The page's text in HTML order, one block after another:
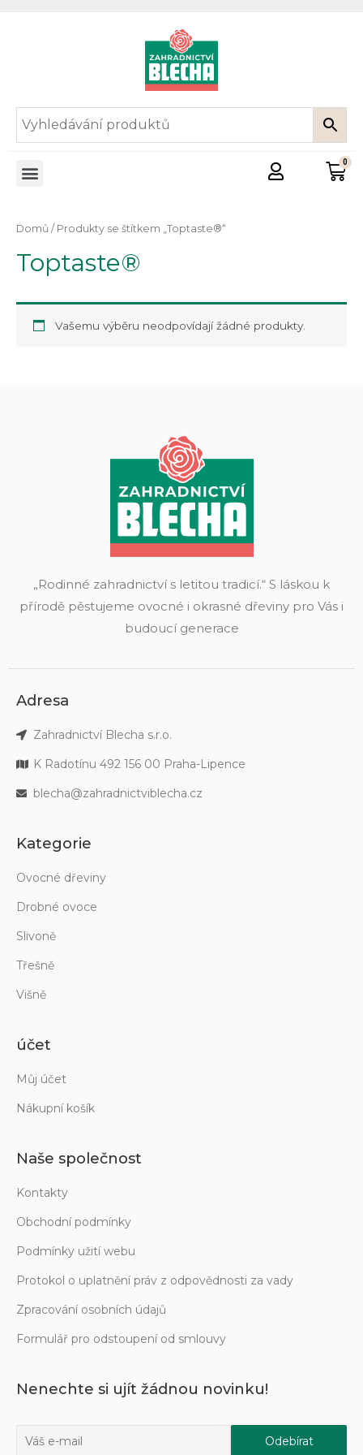
Domů / Produkty se štítkem „Toptaste®“
Toptaste®
Vašemu výběru neodpovídají žádné produkty.
„Rodinné zahradnictví s letitou tradicí.“ S láskou k
přírodě pěstujeme ovocné i okrasné dřeviny pro Vás i
budoucí generace
Adresa
Zahradnictví Blecha s.r.o.
K Radotínu 492 156 00 Praha-Lipence
blecha@zahradnictviblecha.cz
Kategorie
Ovocné dřeviny
Drobné ovoce
Slivoně
Třešně
Višně
účet
Můj účet
Nákupní košík
Naše společnost
Kontakty
Obchodní podmínky
Podmínky užití webu
Protokol o uplatnění práv z odpovědnosti za vady
Zpracování osobních údajů
Formulář pro odstoupení od smlouvy
Nenechte si ujít žádnou novinku!